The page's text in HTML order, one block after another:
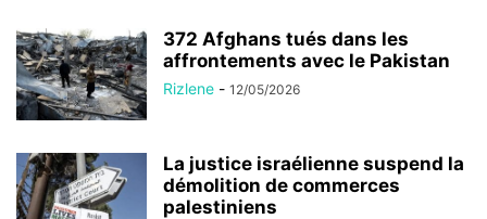
372 Afghans tués dans les
affrontements avec le Pakistan
Rizlene - 12/05/2026
La justice israélienne suspend la
démolition de commerces
palestiniens